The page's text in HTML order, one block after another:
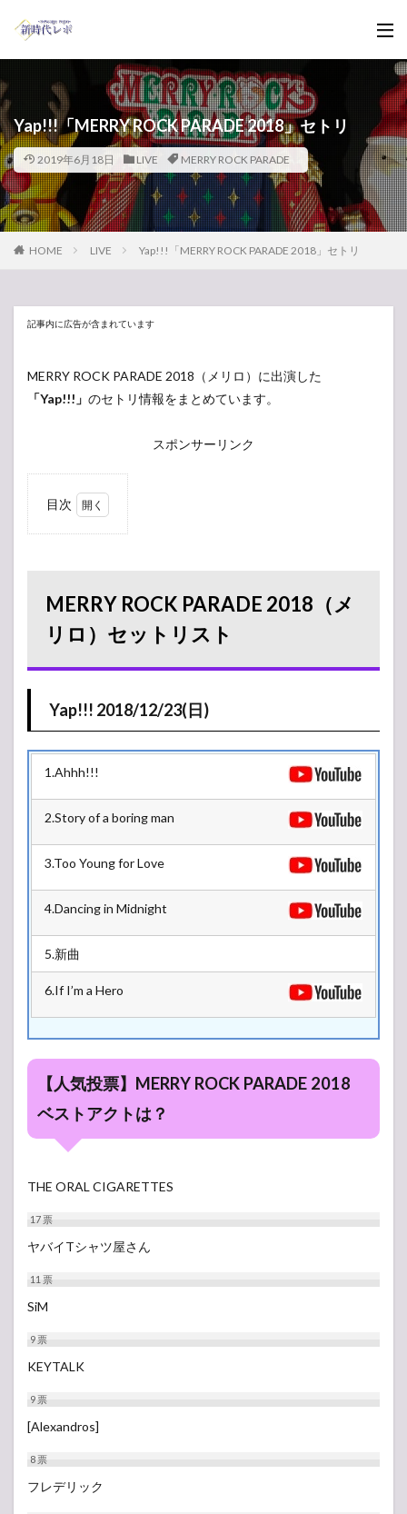
Yap!!!「MERRY ROCK PARADE 2018」セトリ
2019年6月18日 LIVE MERRY ROCK PARADE
HOME LIVE Yap!!!「MERRY ROCK PARADE 2018」セトリ
記事内に広告が含まれています
MERRY ROCK PARADE 2018（メリロ）に出演した
「Yap!!!」 のセトリ情報をまとめています。
スポンサーリンク
目次
2018（メ
リロ）セ
ットリス
ト
1.1
Yap!!!
2
2.1
STAGE
NOEL
STAGE
2.3
ORB
MERRY ROCK PARADE 2018（メ
リロ）セットリスト
Yap!!! 2018/12/23(日)
1.Ahhh!!!
2.Story of a boring man
3.Too Young for Love
4.Dancing in Midnight
5.新曲
6.If I’m a Hero
【人気投票】MERRY ROCK PARADE 2018
ベストアクトは？
THE ORAL CIGARETTES
17票
ヤバイTシャツ屋さん
11票
SiM
9票
KEYTALK
9票
[Alexandros]
8票
フレデリック